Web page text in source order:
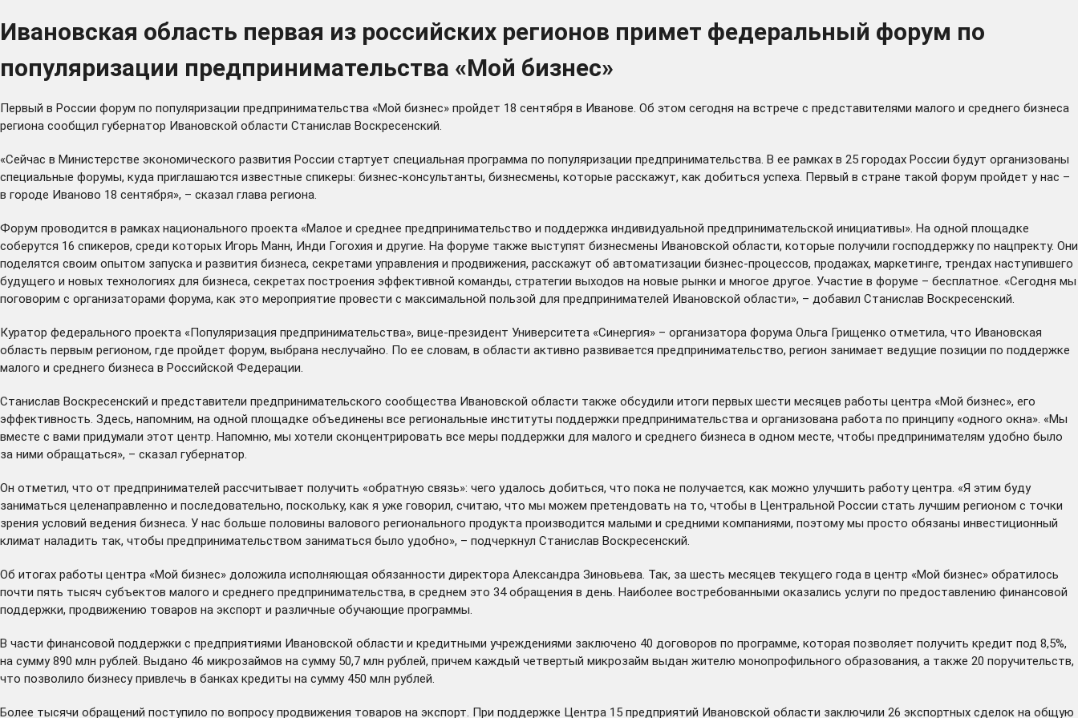
Ивановская область первая из российских регионов примет федеральный форум по
популяризации предпринимательства «Мой бизнес»
Первый в России форум по популяризации предпринимательства «Мой бизнес» пройдет 18 сентября в Иванове. Об этом сегодня на встрече с представителями малого и среднего бизнеса
региона сообщил губернатор Ивановской области Станислав Воскресенский.
«Сейчас в Министерстве экономического развития России стартует специальная программа по популяризации предпринимательства. В ее рамках в 25 городах России будут организованы
специальные форумы, куда приглашаются известные спикеры: бизнес-консультанты, бизнесмены, которые расскажут, как добиться успеха. Первый в стране такой форум пройдет у нас –
в городе Иваново 18 сентября», – сказал глава региона.
Форум проводится в рамках национального проекта «Малое и среднее предпринимательство и поддержка индивидуальной предпринимательской инициативы». На одной площадке
соберутся 16 спикеров, среди которых Игорь Манн, Инди Гогохия и другие. На форуме также выступят бизнесмены Ивановской области, которые получили господдержку по нацпректу. Они
поделятся своим опытом запуска и развития бизнеса, секретами управления и продвижения, расскажут об автоматизации бизнес-процессов, продажах, маркетинге, трендах наступившего
будущего и новых технологиях для бизнеса, секретах построения эффективной команды, стратегии выходов на новые рынки и многое другое. Участие в форуме – бесплатное. «Сегодня мы
поговорим с организаторами форума, как это мероприятие провести с максимальной пользой для предпринимателей Ивановской области», – добавил Станислав Воскресенский.
Куратор федерального проекта «Популяризация предпринимательства», вице-президент Университета «Синергия» – организатора форума Ольга Грищенко отметила, что Ивановская
область первым регионом, где пройдет форум, выбрана неслучайно. По ее словам, в области активно развивается предпринимательство, регион занимает ведущие позиции по поддержке
малого и среднего бизнеса в Российской Федерации.
Станислав Воскресенский и представители предпринимательского сообщества Ивановской области также обсудили итоги первых шести месяцев работы центра «Мой бизнес», его
эффективность. Здесь, напомним, на одной площадке объединены все региональные институты поддержки предпринимательства и организована работа по принципу «одного окна». «Мы
вместе с вами придумали этот центр. Напомню, мы хотели сконцентрировать все меры поддержки для малого и среднего бизнеса в одном месте, чтобы предпринимателям удобно было
за ними обращаться», – сказал губернатор.
Он отметил, что от предпринимателей рассчитывает получить «обратную связь»: чего удалось добиться, что пока не получается, как можно улучшить работу центра. «Я этим буду
заниматься целенаправленно и последовательно, поскольку, как я уже говорил, считаю, что мы можем претендовать на то, чтобы в Центральной России стать лучшим регионом с точки
зрения условий ведения бизнеса. У нас больше половины валового регионального продукта производится малыми и средними компаниями, поэтому мы просто обязаны инвестиционный
климат наладить так, чтобы предпринимательством заниматься было удобно», – подчеркнул Станислав Воскресенский.
Об итогах работы центра «Мой бизнес» доложила исполняющая обязанности директора Александра Зиновьева. Так, за шесть месяцев текущего года в центр «Мой бизнес» обратилось
почти пять тысяч субъектов малого и среднего предпринимательства, в среднем это 34 обращения в день. Наиболее востребованными оказались услуги по предоставлению финансовой
поддержки, продвижению товаров на экспорт и различные обучающие программы.
В части финансовой поддержки с предприятиями Ивановской области и кредитными учреждениями заключено 40 договоров по программе, которая позволяет получить кредит под 8,5%,
на сумму 890 млн рублей. Выдано 46 микрозаймов на сумму 50,7 млн рублей, причем каждый четвертый микрозайм выдан жителю монопрофильного образования, а также 20 поручительств,
что позволило бизнесу привлечь в банках кредиты на сумму 450 млн рублей.
Более тысячи обращений поступило по вопросу продвижения товаров на экспорт. При поддержке Центра 15 предприятий Ивановской области заключили 26 экспортных сделок на общую